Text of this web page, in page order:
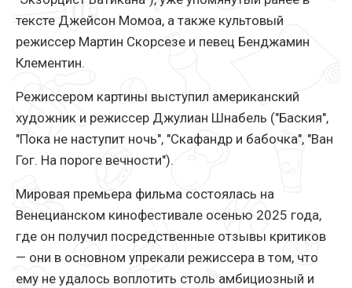
тексте Джейсон Момоа, а также культовый
режиссер Мартин Скорсезе и певец Бенджамин
Клементин.
Режиссером картины выступил американский
художник и режиссер Джулиан Шнабель ("Баския",
"Пока не наступит ночь", "Скафандр и бабочка", "Ван
Гог. На пороге вечности").
Мировая премьера фильма состоялась на
Венецианском кинофестивале осенью 2025 года,
где он получил посредственные отзывы критиков
— они в основном упрекали режиссера в том, что
ему не удалось воплотить столь амбициозный и